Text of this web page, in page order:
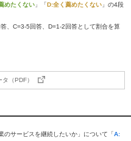
めたくない 」「D:全く薦めたくない 」の4段
、C=3-5回答、D=1-2回答として割合を算
（PDF）
のサービスを継続したいか」について「A: